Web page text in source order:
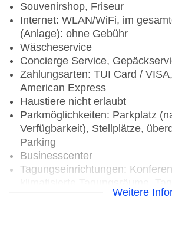
Souvenirshop, Friseur
Internet: WLAN/WiFi, im
(Anlage): ohne Gebühr
Wäscheservice
Concierge Service,
Zahlungsarten: TUI Card /
American Express
Haustiere nicht erlaubt
Parkmöglichkeiten: Parkplatz
Verfügbarkeit), Stellplätze,
Parking
Businesscenter
Tagungseinrichtungen:
Tagungsequipment, Coffee
Weitere